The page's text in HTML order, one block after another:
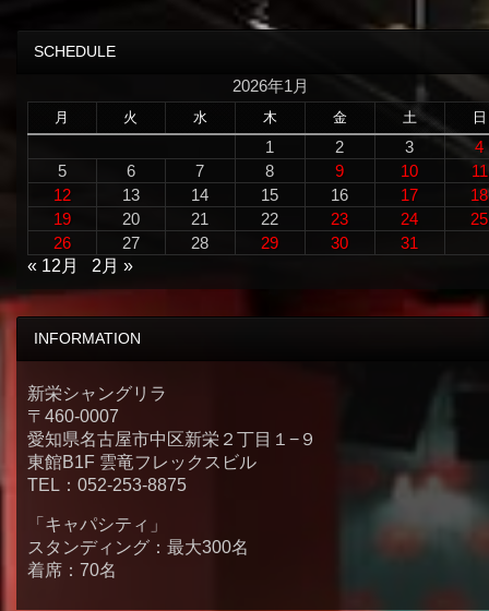
SCHEDULE
2026年1月
月 火 水 木 金 土 日
1 2 3
4
5
6 7 8 9 10
11
12
13 14 15 16 17
18
19
20 21 22 23 24
25
26
27 28 29 30
31
« 12月
2月 »
INFORMATION
新栄シャングリラ
〒460-0007
愛知県名古屋市中区新栄２丁目１−９
東館B1F 雲竜フレックスビル
TEL：052-253-8875
「キャパシティ」
スタンディング：最大300名
着席：70名